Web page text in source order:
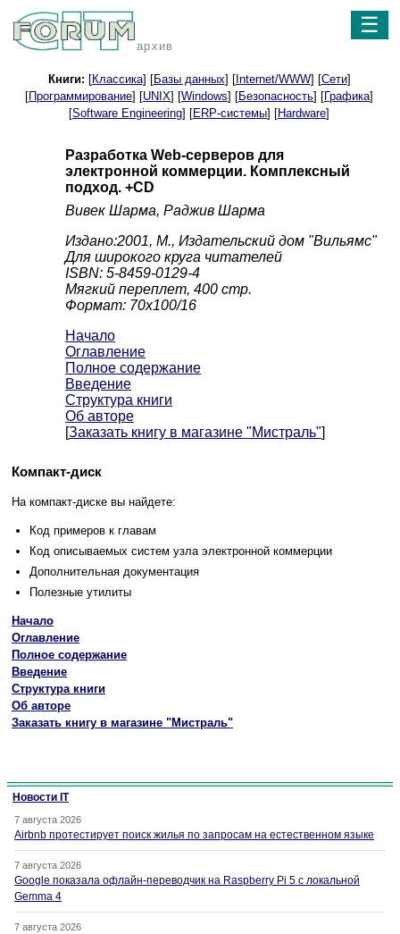
архив
☰
Книги: [Классика] [Базы данных] [Internet/WWW] [Сети]
[Программирование] [UNIX] [Windows] [Безопасность] [Графика]
[Software Engineering] [ERP-системы] [Hardware]
Разработка Web-cepвepов для
электронной коммерции. Комплексный
подход. +CD
Вивек Шарма, Раджив Шарма
Издано:2001, М., Издательский дом "Вильямс"
Для широкого круга читателей
ISBN: 5-8459-0129-4
Мягкий переплет, 400 стр.
Формат: 70x100/16
Начало
Оглавление
Полное содержание
Введение
Структура книги
Об авторе
[Заказать книгу в магазине "Мистраль"]
Компакт-диск
На компакт-диске вы найдете:
Код примеров к главам
Код описываемых систем узла электронной коммерции
Дополнительная документация
Полезные утилиты
Начало
Оглавление
Полное содержание
Введение
Структура книги
Об авторе
Заказать книгу в магазине "Мистраль"
Новости IT
7 августа 2026
Airbnb протестирует поиск жилья по запросам на естественном языке
7 августа 2026
Google показала офлайн-переводчик на Raspberry Pi 5 с локальной
Gemma 4
7 августа 2026